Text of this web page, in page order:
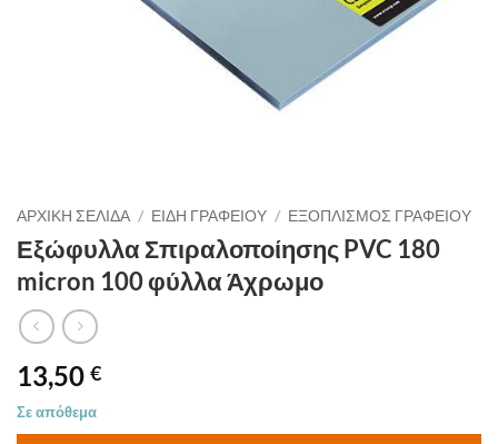
ΑΡΧΙΚΉ ΣΕΛΊΔΑ / ΕΙΔΗ ΓΡΑΦΕΙΟΥ / ΕΞΟΠΛΙΣΜΟΣ ΓΡΑΦΕΙΟΥ
Εξώφυλλα Σπιραλοποίησης PVC 180
micron 100 φύλλα Άχρωμο
13,50 €
Σε απόθεμα